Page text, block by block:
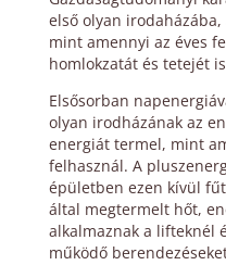
első olyan
mint amennyi az éves
homlokzatát és tetejét
Elsősorban
olyan irodházának az
energiát termel, mint
felhasznál. A
épületben ezen kívül
által megtermelt hőt,
alkalmaznak a lifteknél
működő